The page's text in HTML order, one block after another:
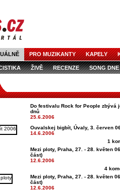
PRO MUZIKANTY KAPELY
ŽIVĚ RECENZE SONG DNE
Do festivalu Rock for People zbývá
dnů
25.6.2006
Ouvalskej bigbít, Úvaly, 3. červen
14.6.2006
1
Mezi ploty, Praha, 27. - 28. květen 06
část)
12.6.2006
4
Mezi ploty, Praha, 27. - 28. květen 06
část)
12.6.2006